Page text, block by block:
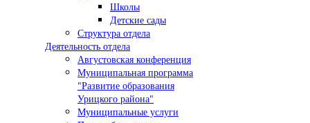
Школы
Детские сады
Структура отдела
Деятельность отдела
Августовская конференция
Муниципальная программа
"Развитие образования
Урицкого района"
Муниципальные услуги